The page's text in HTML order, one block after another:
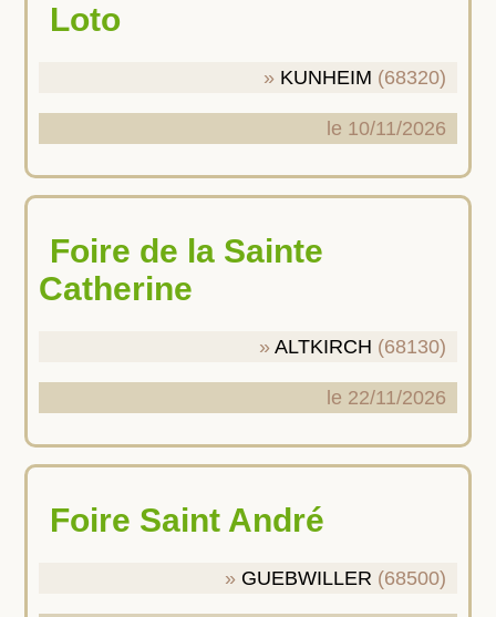
Loto
KUNHEIM (68320)
le 10/11/2026
Foire de la Sainte
Catherine
ALTKIRCH (68130)
le 22/11/2026
Foire Saint André
GUEBWILLER (68500)